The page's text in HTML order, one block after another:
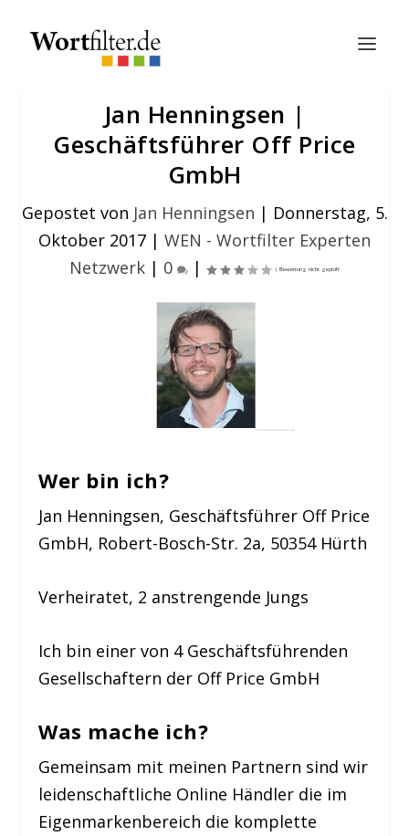
Jan Henningsen |
Geschäftsführer Off Price
GmbH
Gepostet von Jan Henningsen | Donnerstag, 5.
Oktober 2017 | WEN - Wortfilter Experten
Netzwerk | 0 |
Wer bin ich?
Jan Henningsen, Geschäftsführer Off Price
GmbH, Robert-Bosch-Str. 2a, 50354 Hürth
Verheiratet, 2 anstrengende Jungs
Ich bin einer von 4 Geschäftsführenden
Gesellschaftern der Off Price GmbH
Was mache ich?
Gemeinsam mit meinen Partnern sind wir
leidenschaftliche Online Händler die im
Eigenmarkenbereich die komplette